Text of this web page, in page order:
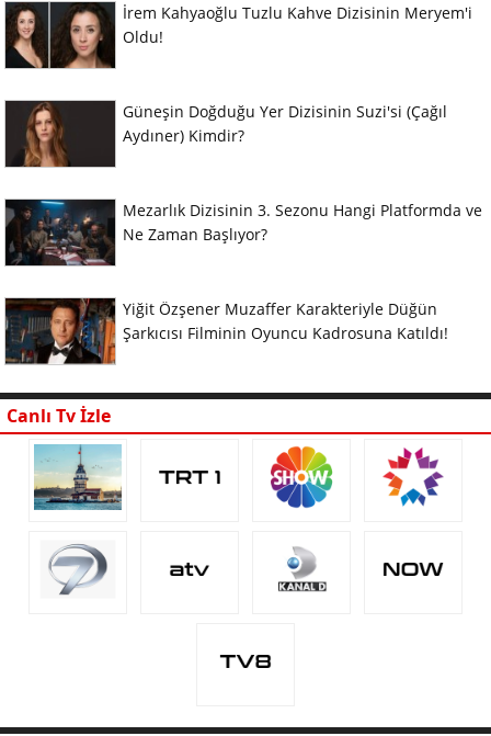
İrem Kahyaoğlu Tuzlu Kahve Dizisinin Meryem'i
Oldu!
Güneşin Doğduğu Yer Dizisinin Suzi'si (Çağıl
Aydıner) Kimdir?
Mezarlık Dizisinin 3. Sezonu Hangi Platformda ve
Ne Zaman Başlıyor?
Yiğit Özşener Muzaffer Karakteriyle Düğün
Şarkıcısı Filminin Oyuncu Kadrosuna Katıldı!
Canlı Tv İzle